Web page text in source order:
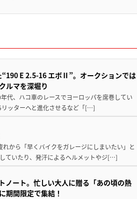
E 2.5-16 エボⅡ”。オークションでは
ルマを深堀り
代、ハコ車のレースでヨーロッパを席巻してい
ッターへと進化させるなど「[…]
から「早くバイクをガレージにしまいたい」と
ていたり、発汗によるヘルメットやジ[…]
ノート。忙しい大人に贈る「あの頃の熱
期間限定で集結！